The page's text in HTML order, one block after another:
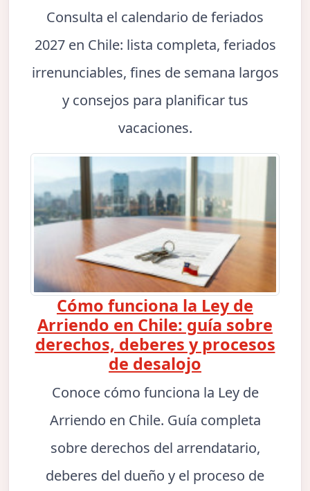
Consulta el calendario de feriados
2027 en Chile: lista completa, feriados
irrenunciables, fines de semana largos
y consejos para planificar tus
vacaciones.
Cómo funciona la Ley de
Arriendo en Chile: guía sobre
derechos, deberes y procesos
de desalojo
Conoce cómo funciona la Ley de
Arriendo en Chile. Guía completa
sobre derechos del arrendatario,
deberes del dueño y el proceso de